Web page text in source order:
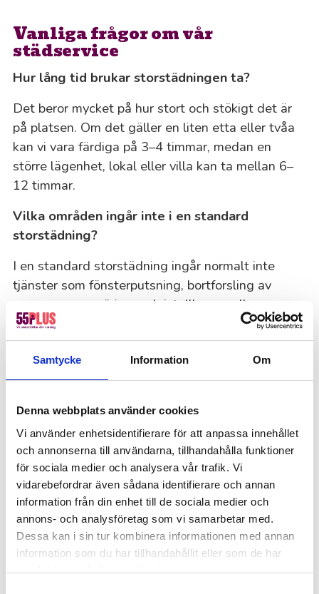
Samtycke Information Om
Denna webbplats använder cookies
Vi använder enhetsidentifierare för att anpassa innehållet
och annonserna till användarna, tillhandahålla funktioner
för sociala medier och analysera vår trafik. Vi
vidarebefordrar även sådana identifierare och annan
information från din enhet till de sociala medier och
annons- och analysföretag som vi samarbetar med.
Dessa kan i sin tur kombinera informationen med annan
information som du har tillhandahållit eller som de har
samlat in när du har använt deras tjänster.
Vanliga frågor om vår
städservice
Hur lång tid brukar storstädningen ta?
Det beror mycket på hur stort och stökigt det är
på platsen. Om det gäller en liten etta eller tvåa
kan vi vara färdiga på 3–4 timmar, medan en
större lägenhet, lokal eller villa kan ta mellan 6–
12 timmar.
Vilka områden ingår inte i en standard
storstädning?
I en standard storstädning ingår normalt inte
tjänster som fönsterputsning, bortforsling av
grovsopor, rengöring av kristallkronor eller
liknande specialuppdrag. Meddela oss om du vill
ha hjälp med detta eller något annat mer
specifikt, så lägger vi till det i offerten.
Absolut! Det innebär att du bara betalar 50% av
arbetskostnaden – och vi drar av det direkt på din
faktura.
Detta säger våra kunder om
storstädning
★★★★★